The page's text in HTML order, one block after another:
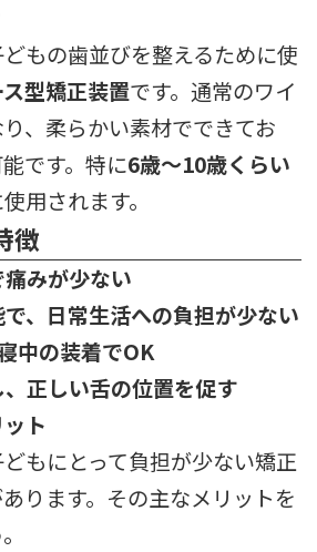
もの歯並びを整えるために使
型矯正装置です。通常のワイ
、柔らかい素材でできてお
です。特に6歳～10歳くらい
用されます。
徴
みが少ない
、日常生活への負担が少ない
中の装着でOK
正しい舌の位置を促す
ト
もにとって負担が少ない矯正
ります。その主なメリットを